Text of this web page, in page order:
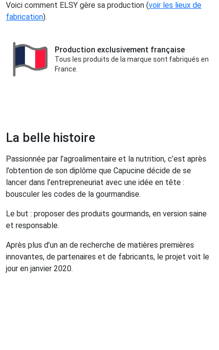
Voici comment ELSY gère sa production (voir les lieux de
fabrication).
Production exclusivement française
Tous les produits de la marque sont fabriqués en
France.
La belle histoire
Passionnée par l’agroalimentaire et la nutrition, c’est après
l’obtention de son diplôme que Capucine décide de se
lancer dans l’entrepreneuriat avec une idée en tête :
bousculer les codes de la gourmandise.
Le but : proposer des produits gourmands, en version saine
et responsable.
Après plus d’un an de recherche de matières premières
innovantes, de partenaires et de fabricants, le projet voit le
jour en janvier 2020.